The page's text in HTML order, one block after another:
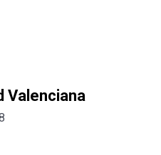
Valenciana